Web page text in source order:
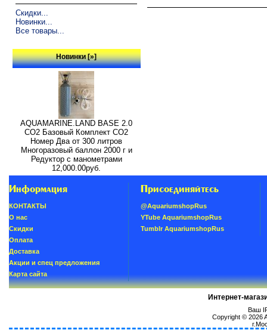
Скидки...
Новинки...
Все товары...
Новинки [»]
AQUAMARINE.LAND BASE 2.0
СО2 Базовый Комплект СО2
Номер Два от 300 литров
Многоразовый баллон 2000 г и
Редуктор с манометрами
12,000.00руб.
Информация
КОНТАКТЫ
О нас
Скидки
Oплатa
Доставка
Акции и спец предложения
Карта сайта
Присоединяйтесь
@AquariumshopRus
YTube AquariumshopRus
Tumblr AquariumshopRus
Интернет-
Ваш
Copyright © 2026